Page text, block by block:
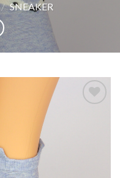
/ SNEAKER